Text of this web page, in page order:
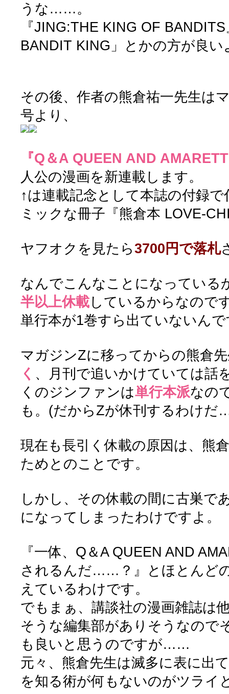
うな……。
『JING:THE KING OF
BANDIT KING」とかの方が良い
その後、作者の熊倉祐一先生は
号より、
『Q＆A QUEEN AND
人公の漫画を新連載します。
↑は連載記念として本誌の付録
ミックな冊子『熊倉本 LOVE-
ヤフオクを見たら3700円で落札
なんでこんなことになっている
半以上休載しているからなので
単行本が1巻すら出ていないん
マガジンZに移ってからの熊倉
く 、月刊で追いかけていては話
くのジンファンは単行本派なの
も。(だからZが休刊するわけ
現在も長引く休載の原因は、熊
ためとのことです。
しかし、その休載の間に古巣で
になってしまったわけですよ。
『一体、Q＆A QUEEN AND
されるんだ……？』とほとんど
えているわけです。
でもまぁ、講談社の漫画雑誌は
そうな編集部がありそうなので
も良いと思うのですが……
元々、熊倉先生は滅多に表に出
を知る術が何もないのがツライ